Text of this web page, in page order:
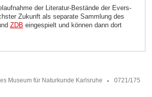
der Literatur-Bestände der Evers-
Zukunft als separate Sammlung des
ZDB eingespielt und können dann dort
Museum für Naturkunde Karlsruhe
0721/175